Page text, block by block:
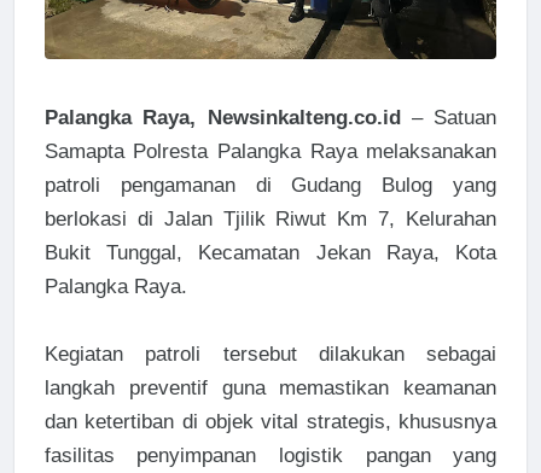
Palangka Raya, Newsinkalteng.co.id– Satuan
Samapta Polresta Palangka Raya melaksanakan
patroli pengamanan di Gudang Bulog yang
berlokasi di Jalan Tjilik Riwut Km 7, Kelurahan
Bukit Tunggal, Kecamatan Jekan Raya, Kota
Palangka Raya.
Kegiatan patroli tersebut dilakukan sebagai
langkah preventif guna memastikan keamanan
dan ketertiban di objek vital strategis, khususnya
fasilitas penyimpanan logistik pangan yang